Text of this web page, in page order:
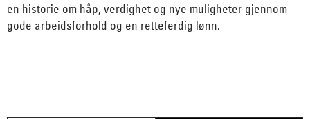
en historie om håp, verdighet og nye muligheter gjennom
gode arbeidsforhold og en retteferdig lønn.